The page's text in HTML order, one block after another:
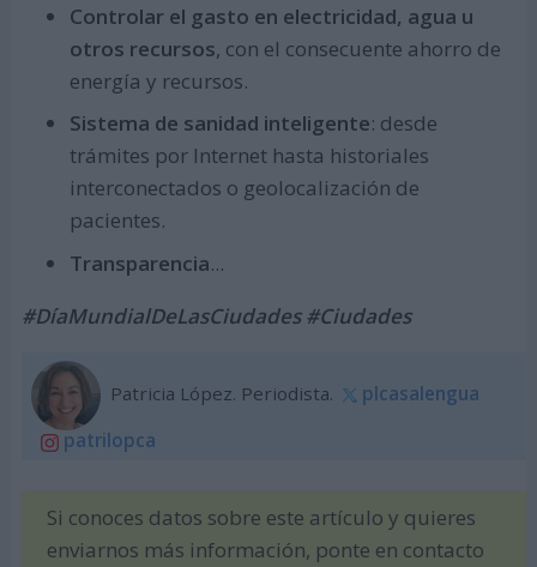
Controlar el gasto en electricidad, agua u
otros recursos, con el consecuente ahorro de
energía y recursos.
Sistema de sanidad inteligente: desde
trámites por Internet hasta historiales
interconectados o geolocalización de
pacientes.
Transparencia...
#DíaMundialDeLasCiudades #Ciudades
Patricia López. Periodista.
plcasalengua
patrilopca
Si conoces datos sobre este artículo y quieres
enviarnos más información, ponte en contacto